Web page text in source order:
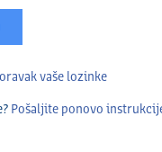
vaše lozinke
Pošalјite ponovo